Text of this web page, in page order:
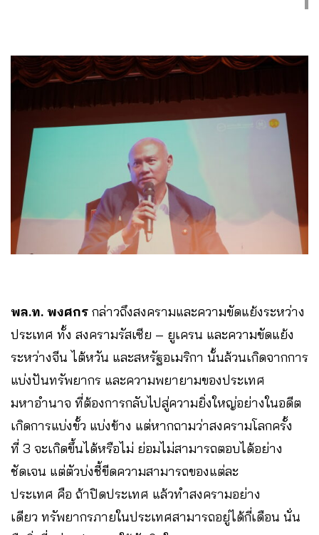
พล.ท. พงศกร กล่าวถึงสงครามและความขัดแย้งระหว่าง
ประเทศ ทั้ง สงครามรัสเซีย – ยูเครน และความขัดแย้ง
ระหว่างจีน ไต้หวัน และสหรัฐอเมริกา นั้นล้วนเกิดจากการ
แบ่งปันทรัพยากร และความพยายามของประเทศ
มหาอำนาจ ที่ต้องการกลับไปสู่ความยิ่งใหญ่อย่างในอดีต
เกิดการแบ่งขั้ว แบ่งข้าง แต่หากถามว่าสงครามโลกครั้ง
ที่ 3 จะเกิดขึ้นได้หรือไม่ ย่อมไม่สามารถตอบได้อย่าง
ชัดเจน แต่ตัวบ่งชี้ขีดความสามารถของแต่ละ
ประเทศ คือ ถ้าปิดประเทศ แล้วทำสงครามอย่าง
เดียว ทรัพยากรภายในประเทศสามารถอยู่ได้กี่เดือน นั่น